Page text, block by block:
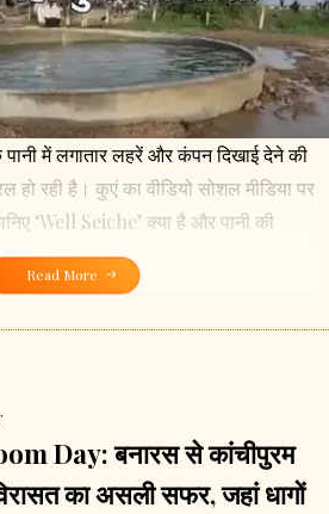
में लगातार लहरें और कंपन दिखाई देने की
हो रही है। कुएं का वीडियो सोशल मीडिया पर
‘Well Seiche’ क्या है और पानी की
Read More
Day: बनारस से कांचीपुरम
का असली सफर, जहां धागों